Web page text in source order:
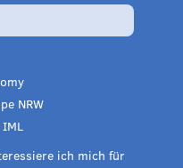
NRW
ich mich für